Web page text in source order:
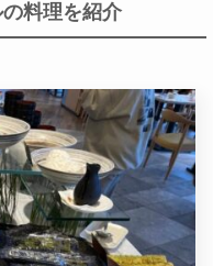
料理を紹介